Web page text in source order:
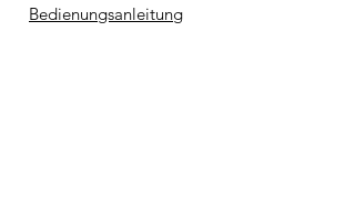
Bedienungsanleitung